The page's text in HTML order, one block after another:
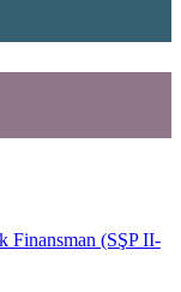
Finansman (SŞP II-